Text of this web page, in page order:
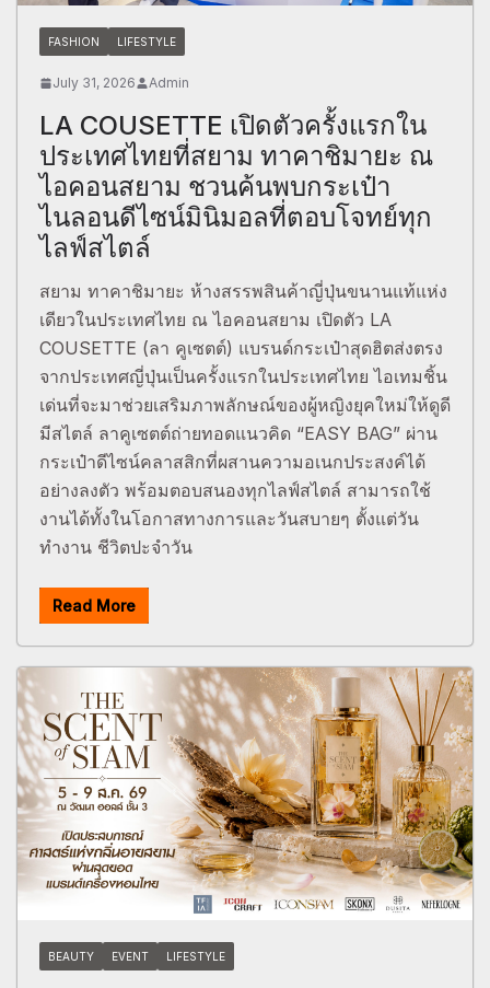
FASHION LIFESTYLE
July 31, 2026 Admin
LA COUSETTE เปิดตัวครั้งแรกใน
ประเทศไทยที่สยาม ทาคาชิมายะ ณ
ไอคอนสยาม ชวนค้นพบกระเป๋า
ไนลอนดีไซน์มินิมอลที่ตอบโจทย์ทุก
ไลฟ์สไตล์
สยาม ทาคาชิมายะ ห้างสรรพสินค้าญี่ปุ่นขนานแท้แห่ง
เดียวในประเทศไทย ณ ไอคอนสยาม เปิดตัว LA
COUSETTE (ลา คูเซตต์) แบรนด์กระเป๋าสุดฮิตส่งตรง
จากประเทศญี่ปุ่นเป็นครั้งแรกในประเทศไทย ไอเทมชิ้น
เด่นที่จะมาช่วยเสริมภาพลักษณ์ของผู้หญิงยุคใหม่ให้ดูดี
มีสไตล์ ลาคูเซตต์ถ่ายทอดแนวคิด “EASY BAG” ผ่าน
กระเป๋าดีไซน์คลาสสิกที่ผสานความอเนกประสงค์ได้
อย่างลงตัว พร้อมตอบสนองทุกไลฟ์สไตล์ สามารถใช้
งานได้ทั้งในโอกาสทางการและวันสบายๆ ตั้งแต่วัน
ทำงาน ชีวิตปะจำวัน
Read More
BEAUTY EVENT LIFESTYLE